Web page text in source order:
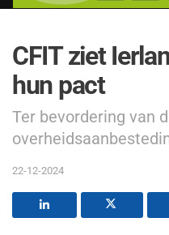
CFIT ziet
hun pact
Ter bevordering van
22-12-2024